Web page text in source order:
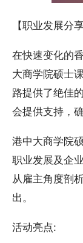
【职业发展分
在快速变化的
大商学院硕士
路提供了绝佳
会提供支持，
港中大商学院
职业发展及企
从雇主角度剖
出。
活动亮点: